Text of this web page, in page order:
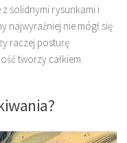
z solidnymi rysunkami i
najwyraźniej nie mógł się
raczej posturę
tworzy całkiem